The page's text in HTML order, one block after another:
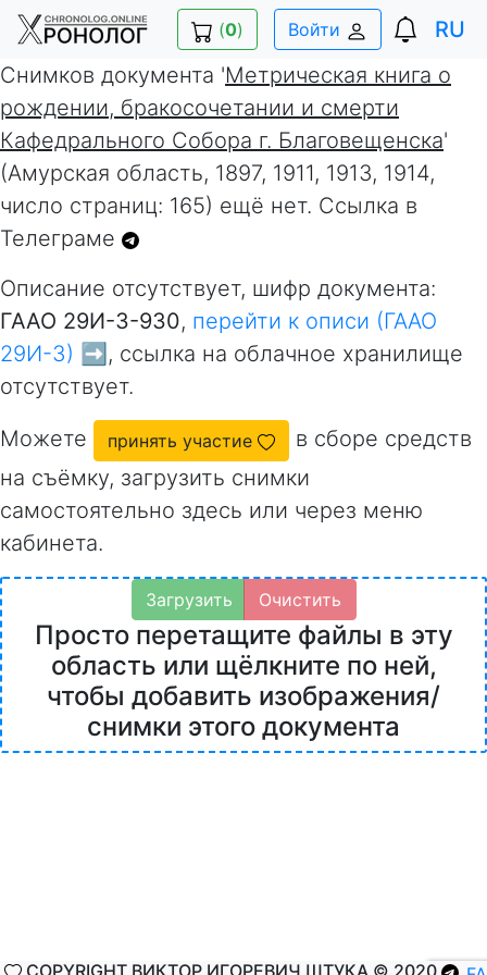
(0) Войти
RU
Снимков документа 'Метрическая книга о
рождении, бракосочетании и смерти
Кафедрального Собора г. Благовещенска'
(Амурская область, 1897, 1911, 1913, 1914,
число страниц: 165) ещё нет. Ссылка в
Телеграме
Описание отсутствует, шифр документа:
ГААО 29И-3-930, перейти к описи (ГААО
29И-3) ➡️ , ссылка на облачное хранилище
отсутствует.
Можете принять участие
в сборе средств
на съёмку, загрузить снимки
самостоятельно здесь или через меню
кабинета.
Загрузить Очистить
Просто перетащите файлы в эту
область или щёлкните по ней,
чтобы добавить изображения/
снимки этого документа
COPYRIGHT ВИКТОР ИГОРЕВИЧ ШТУКА © 2020